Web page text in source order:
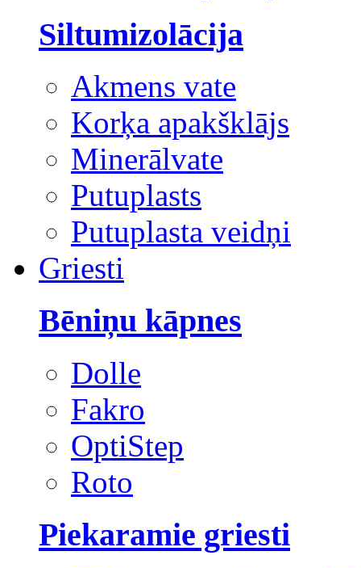
Siltumizolācija
Akmens vate
Korķa apakšklājs
Minerālvate
Putuplasts
Putuplasta veidņi
Griesti
Bēniņu kāpnes
Dolle
Fakro
OptiStep
Roto
Piekaramie griesti